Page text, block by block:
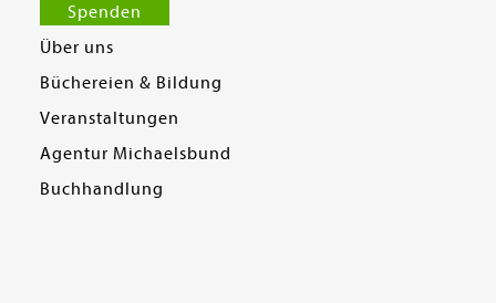
Spenden
Über uns
Büchereien & Bildung
Veranstaltungen
Agentur Michaelsbund
Buchhandlung